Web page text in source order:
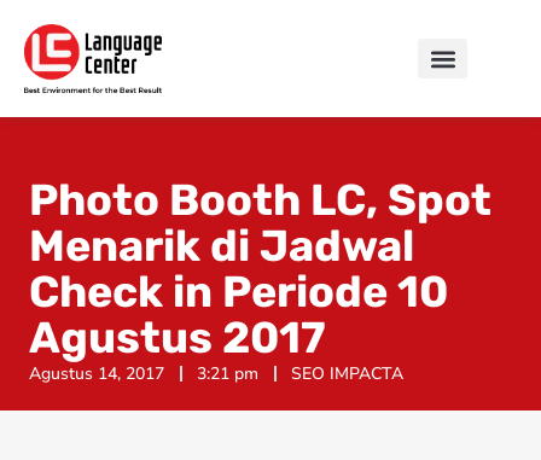
Photo Booth LC, Spot
Menarik di Jadwal
Check in Periode 10
Agustus 2017
Agustus 14, 2017 3:21 pm SEO IMPACTA